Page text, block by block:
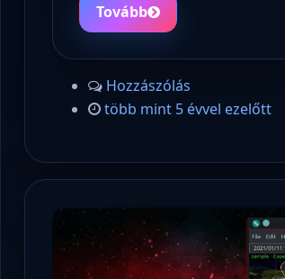
Tovább
Hozzászólás
több mint 5 évvel ezelőtt